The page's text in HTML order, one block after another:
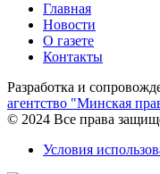
Главная
Новости
О газете
Контакты
Разработка и
агентство "Минская
© 2024 Все права
Условия